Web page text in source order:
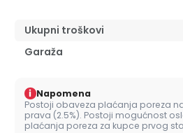
Ukupni troškovi
Garaža
i Napomena
Postoji obaveza plaćanja poreza
prava (2.5%). Postoji mogućnost
plaćanja poreza za kupce prvog